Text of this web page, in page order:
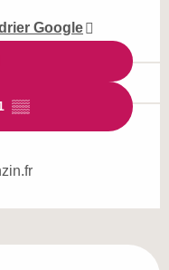
Google
▒▒